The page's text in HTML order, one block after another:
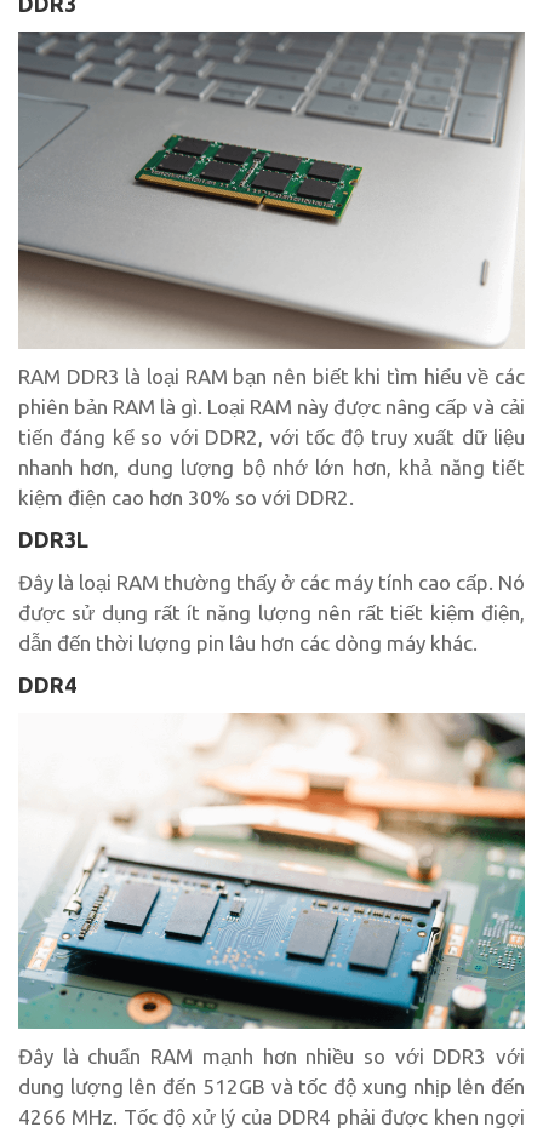
RAM DDR3 là loại RAM bạn nên biết khi tìm hiểu về các
phiên bản RAM là gì. Loại RAM này được nâng cấp và cải
tiến đáng kể so với DDR2, với tốc độ truy xuất dữ liệu
nhanh hơn, dung lượng bộ nhớ lớn hơn, khả năng tiết
kiệm điện cao hơn 30% so với DDR2.
DDR3L
Đây là loại RAM thường thấy ở các máy tính cao cấp. Nó
được sử dụng rất ít năng lượng nên rất tiết kiệm điện,
dẫn đến thời lượng pin lâu hơn các dòng máy khác.
DDR4
Đây là chuẩn RAM mạnh hơn nhiều so với DDR3 với
dung lượng lên đến 512GB và tốc độ xung nhịp lên đến
4266 MHz. Tốc độ xử lý của DDR4 phải được khen ngợi